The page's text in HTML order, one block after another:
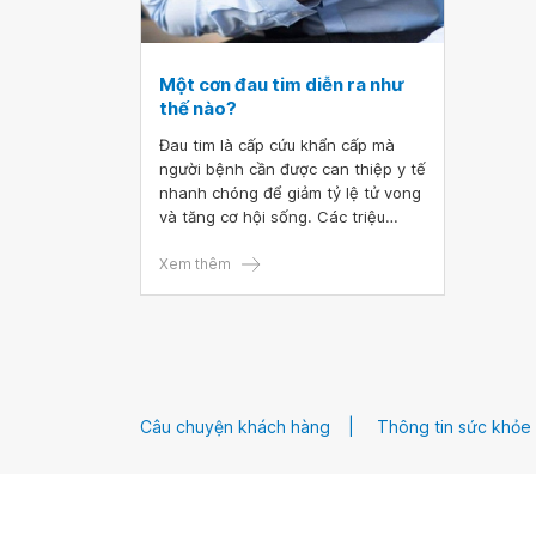
Một cơn đau tim diễn ra như
thế nào?
Đau tim là cấp cứu khẩn cấp mà
người bệnh cần được can thiệp y tế
nhanh chóng để giảm tỷ lệ tử vong
và tăng cơ hội sống. Các triệu
người bệnh có sự khác nhau nên
Xem thêm
Câu chuyện khách hàng Thông tin sức khỏe